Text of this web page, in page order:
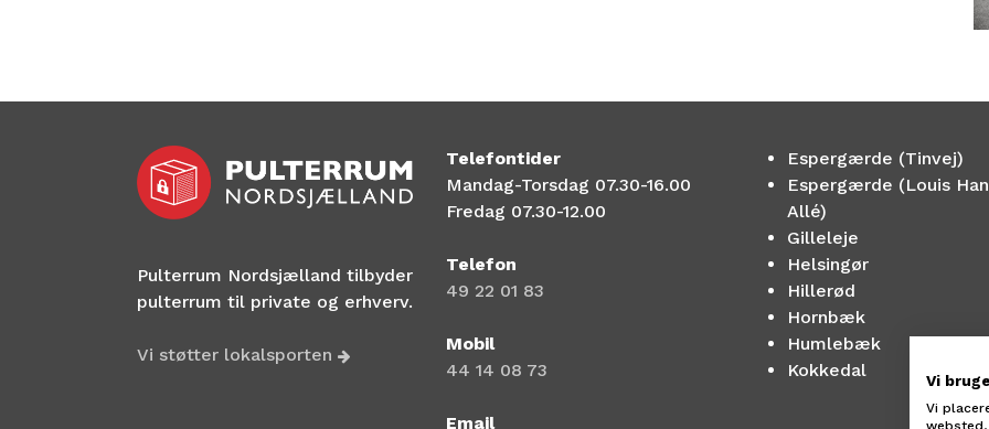
Pulterrum Nordsjælland tilbyder
pulterrum til private og erhverv.
Vi støtter lokalsporten
Telefontider
Mandag-Torsdag 07.30-16.00
Fredag 07.30-12.00
Telefon
49 22 01 83
Mobil
44 14 08 73
Email
Espergærde (Tinvej)
Espergærde (Louis
Allé)
Gilleleje
Helsingør
Hillerød
Hornbæk
Humlebæk
Kokkedal
Vi
Vi